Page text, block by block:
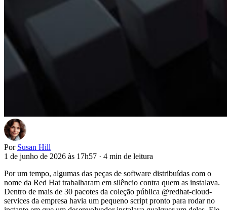
Por Susan Hill
1 de junho de 2026 às 17h57 · 4 min de leitura
Por um tempo, algumas das peças de software distribuídas com o
nome da Red Hat trabalharam em silêncio contra quem as instalava.
Dentro de mais de 30 pacotes da coleção pública @redhat-cloud-
services da empresa havia um pequeno script pronto para rodar no